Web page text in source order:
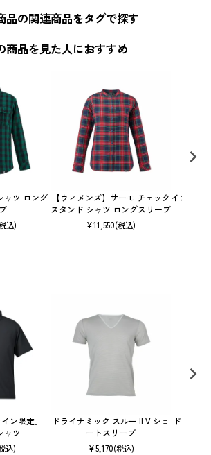
品の関連商品をタグで探す
商品を見た人におすすめ
ャツ ロング
込)
【ウィメンズ】サーモ チェック
スタンド シャツ ロングスリーブ
¥11,550(税込)
インセク
ン限定］
ャツ
込)
ドライナミック スルー II V ショ
ートスリーブ
¥5,170(税込)
ドライナ